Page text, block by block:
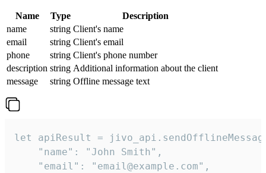
Name Type
Description
name
string Client's name
email
string Client's email
phone
string Client's phone number
description string Additional information about the client
message
string Offline message text
let apiResult =
    "name": "John Smith",
    "email": "email@example.com",